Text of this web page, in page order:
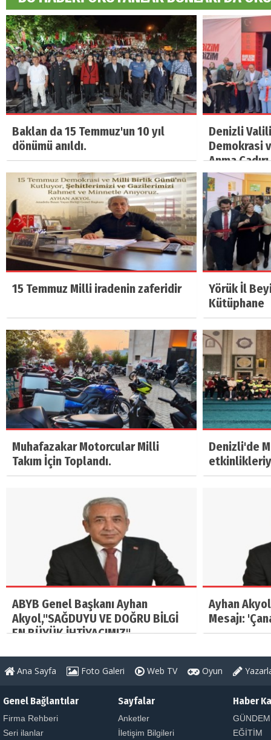
Baklan da 15 Temmuz'un 10 yıl
dönümü anıldı.
Denizli
Demokrasi
Anma
15 Temmuz Milli iradenin zaferidir
Yörük İl
Kütüphane
Muhafazakar Motorcular Milli
Takım İçin Toplandı.
Denizli'de
ABYB Genel Başkanı Ayhan
Akyol,"SAĞDUYU VE DOĞRU BİLGİ
EN BÜYÜK İHTİYACIMIZ"
Ayhan
Mesajı:
Ana Sayfa Foto Galeri Web TV Oyun
Genel Bağlantılar
Firma Rehberi
Seri ilanlar
Sayfalar
Anketler
İletişim Bilgileri
Haber
GÜNDEM
EĞİTİM